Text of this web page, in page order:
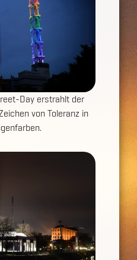
Day erstrahlt der
von Toleranz in